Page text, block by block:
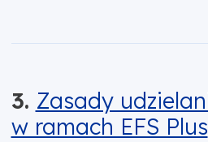
3. Zasady
w ramach EFS Plus